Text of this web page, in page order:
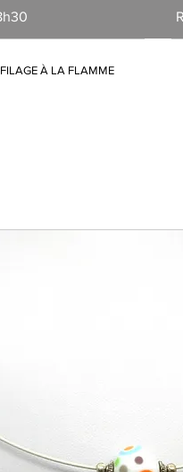
FILAGE À LA FLAMME